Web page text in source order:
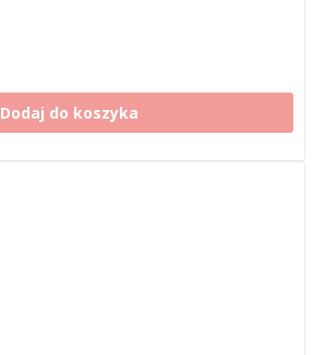
Dodaj do koszyka